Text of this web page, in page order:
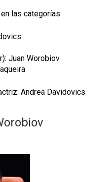
las categorías:
Juan Worobiov
Andrea Davidovics